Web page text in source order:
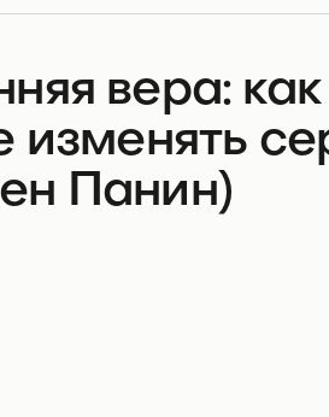
вера: как
изменять
Панин)